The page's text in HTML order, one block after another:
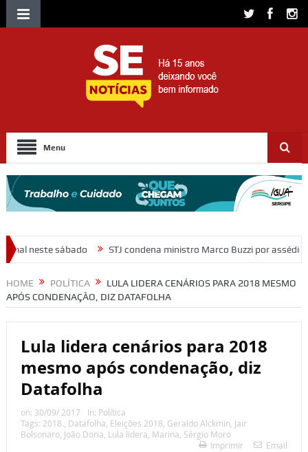
Menu
STJ condena ministro Marco Buzzi por assédio sexual e importunação
HOME POLÍTICA
LULA LIDERA CENÁRIOS PARA 2018 MESMO
APÓS CONDENAÇÃO, DIZ DATAFOLHA
Lula lidera cenários para 2018
mesmo após condenação, diz
Datafolha
on: 30/09/ 2017 In: Política
Tags: 2018., Datafolha, Eleições 2018, Geraldo Alckmin, Jair
Bolsonaro, João Doria, Lula lidera, Marina, Sérgio Moro
Imprimir
Email